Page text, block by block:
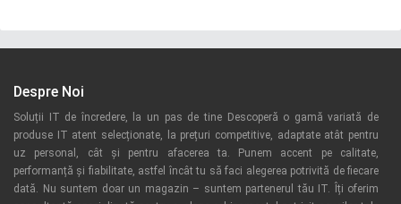
Despre Noi
Soluții IT de încredere, la un pas de tine Descoperă o gamă variată de
produse IT atent selecționate, la prețuri competitive, adaptate atât pentru
uz personal, cât și pentru afacerea ta. Punem accent pe calitate,
performanță și fiabilitate, astfel încât tu să faci alegerea potrivită de fiecare
dată. Nu suntem doar un magazin – suntem partenerul tău IT. Îți oferim